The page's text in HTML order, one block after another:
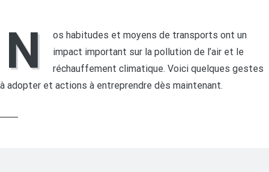
N
os habitudes et moyens de transports ont un
impact important sur la pollution de l’air et le
réchauffement climatique. Voici quelques gestes
à adopter et actions à entreprendre dès maintenant.